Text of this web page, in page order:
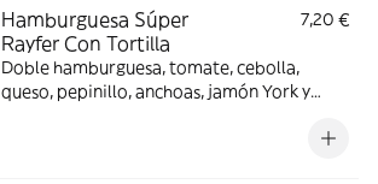
Hamburguesa Súper
Rayfer Con Tortilla
7,20 €
Doble hamburguesa, tomate, cebolla,
queso, pepinillo, anchoas, jamón York y